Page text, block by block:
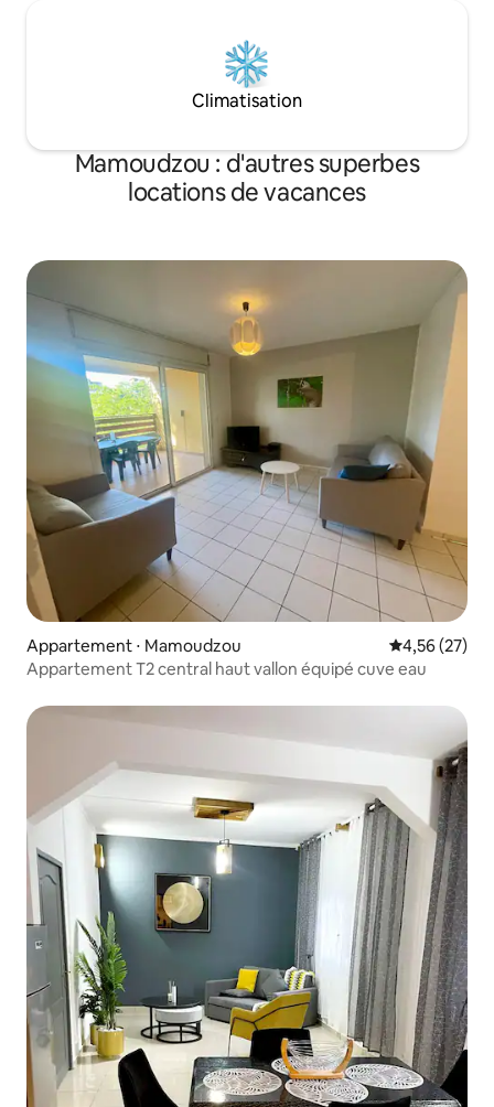
Climatisation
Mamoudzou : d'autres superbes
locations de vacances
Appartement ⋅ Mamoudzou Évaluation
4,56 (27)
Appartement T2 central haut vallon équipé cuve eau